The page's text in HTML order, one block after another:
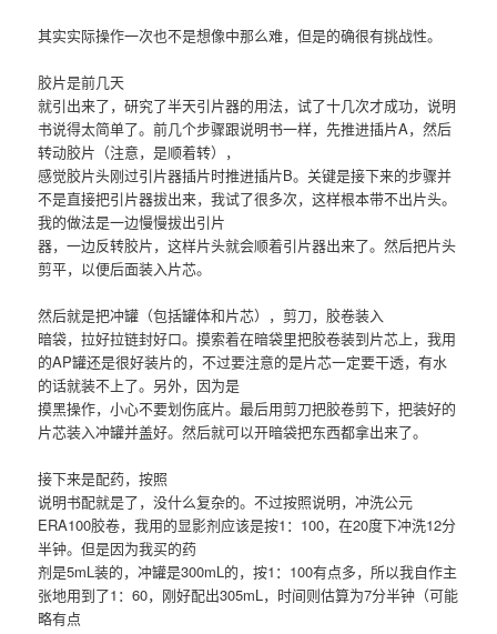
其实实际操作一次也不是想像中那么难，但是的确很有挑战性。
胶片是前几天
就引出来了，研究了半天引片器的用法，试了十几次才成功，说明
书说得太简单了。前几个步骤跟说明书一样，先推进插片A，然后
转动胶片（注意，是顺着转），
感觉胶片头刚过引片器插片时推进插片B。关键是接下来的步骤并
不是直接把引片器拔出来，我试了很多次，这样根本带不出片头。
我的做法是一边慢慢拔出引片
器，一边反转胶片，这样片头就会顺着引片器出来了。然后把片头
剪平，以便后面装入片芯。
然后就是把冲罐（包括罐体和片芯），剪刀，胶卷装入
暗袋，拉好拉链封好口。摸索着在暗袋里把胶卷装到片芯上，我用
的AP罐还是很好装片的，不过要注意的是片芯一定要干透，有水
的话就装不上了。另外，因为是
摸黑操作，小心不要划伤底片。最后用剪刀把胶卷剪下，把装好的
片芯装入冲罐并盖好。然后就可以开暗袋把东西都拿出来了。
接下来是配药，按照
说明书配就是了，没什么复杂的。不过按照说明，冲洗公元
ERA100胶卷，我用的显影剂应该是按1：100，在20度下冲洗12分
半钟。但是因为我买的药
剂是5mL装的，冲罐是300mL的，按1：100有点多，所以我自作主
张地用到了1：60，刚好配出305mL，时间则估算为7分半钟（可能
略有点